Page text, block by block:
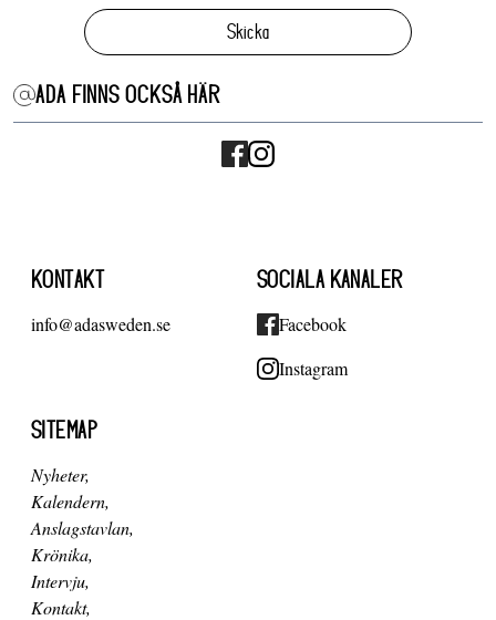
Skicka
ADA FINNS OCKSÅ HÄR
KONTAKT
info@adasweden.se
SOCIALA KANALER
Facebook
Instagram
SITEMAP
Nyheter
Kalendern
Anslagstavlan
Krönika
Intervju
Kontakt